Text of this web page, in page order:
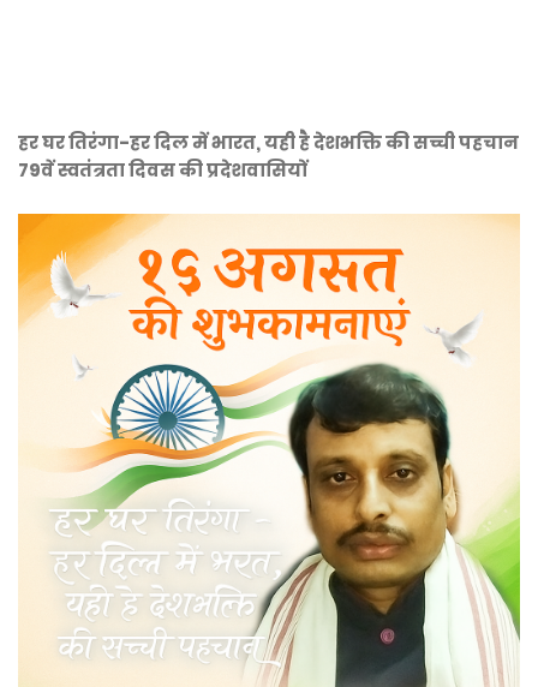
हर घर तिरंगा-हर दिल में भारत, यही है देशभक्ति की सच्ची पहचान
79वें स्वतंत्रता दिवस की प्रदेशवासियों